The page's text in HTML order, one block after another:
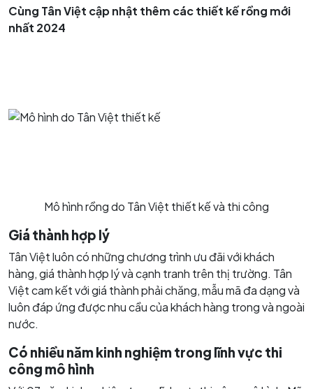
Cùng Tân Việt cập nhật thêm các thiết kế rồng mới
nhất 2024
Mô hình rồng do Tân Việt thiết kế và thi công
Giá thành hợp lý
Tân Việt luôn có những chương trình ưu đãi với khách
hàng, giá thành hợp lý và cạnh tranh trên thị trường. Tân
Việt cam kết với giá thành phải chăng, mẫu mã đa dạng và
luôn đáp ứng được nhu cầu của khách hàng trong và ngoài
nước.
Có nhiều năm kinh nghiệm trong lĩnh vực thi
công mô hình